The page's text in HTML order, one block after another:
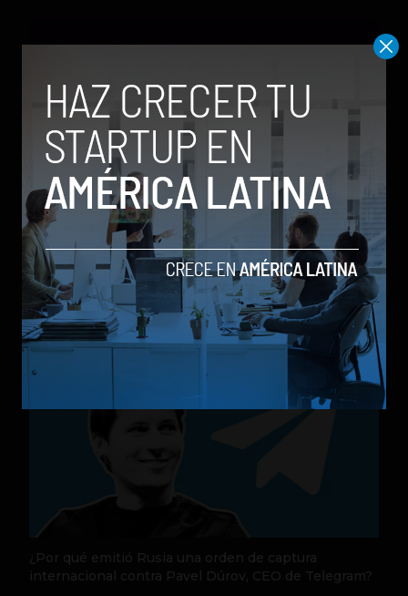
Nequi anuncia que pronto operará como compañía
de financiamiento independi
by Sergio Ramos
Actualidad
31 de julio de 2026
¿Por qué emitió Rusia una orden de captura
internacional contra Pavel Dúrov, CEO de Telegram?